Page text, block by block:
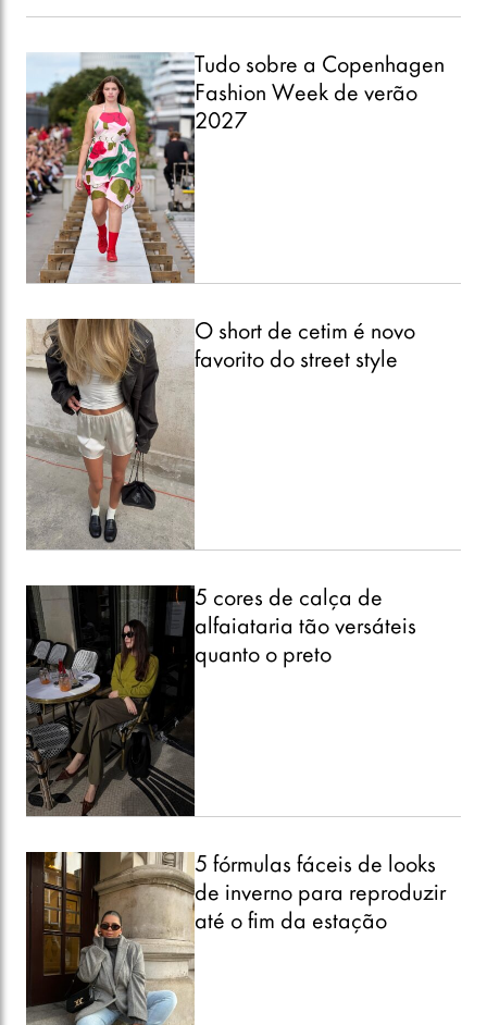
Tudo sobre a Copenhagen
Fashion Week de verão
2027
O short de cetim é novo
favorito do street style
5 cores de calça de
alfaiataria tão versáteis
quanto o preto
5 fórmulas fáceis de looks
de inverno para reproduzir
até o fim da estação